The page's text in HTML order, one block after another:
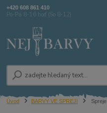
+420 608 861 410
Po-Pá 8-16 hod (So 8-12)
Úvod BARVY VE SPREJI